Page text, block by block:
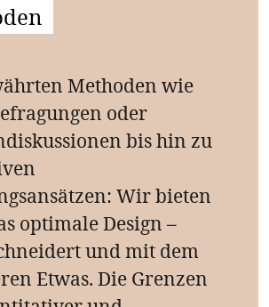
Methoden wie
oder
bis hin zu
Wir bieten
optimale Design –
und mit dem
Etwas. Die Grenzen